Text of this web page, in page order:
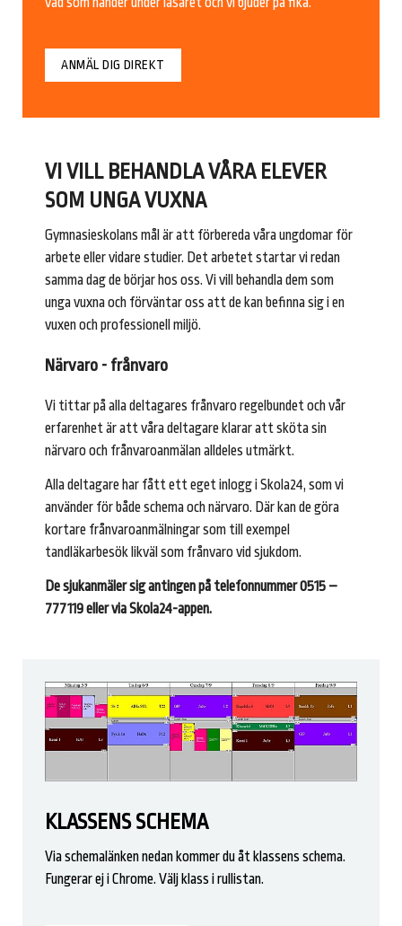
ANMÄL DIG DIREKT
VI VILL BEHANDLA VÅRA ELEVER
SOM UNGA VUXNA
Gymnasieskolans mål är att förbereda våra ungdomar för
arbete eller vidare studier. Det arbetet startar vi redan
samma dag de börjar hos oss. Vi vill behandla dem som
unga vuxna och förväntar oss att de kan befinna sig i en
vuxen och professionell miljö.
Närvaro - frånvaro
Vi tittar på alla deltagares frånvaro regelbundet och vår
erfarenhet är att våra deltagare klarar att sköta sin
närvaro och frånvaroanmälan alldeles utmärkt.
Alla deltagare har fått ett eget inlogg i Skola24, som vi
använder för både schema och närvaro. Där kan de göra
kortare frånvaroanmälningar som till exempel
tandläkarbesök likväl som frånvaro vid sjukdom.
De sjukanmäler sig antingen på telefonnummer 0515 –
777119 eller via Skola24-appen.
KLASSENS SCHEMA
Via schemalänken nedan kommer du åt klassens schema.
Fungerar ej i Chrome. Välj klass i rullistan.